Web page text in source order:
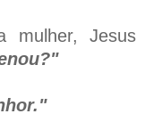
mulher, Jesus